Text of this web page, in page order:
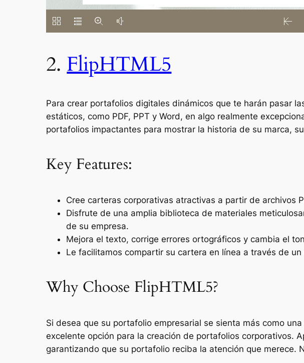
2.FlipHTML5
Para crear portafolios digitales dinámicos que te harán pasar
estáticos, como PDF, PPT y Word, en algo realmente
portafolios impactantes para mostrar la historia de su marca,
Key Features:
Cree carteras corporativas atractivas a partir de archivos
Disfrute de una amplia biblioteca de materiales
de su empresa.
Mejora el texto, corrige errores ortográficos y cambia el
Le facilitamos compartir su cartera en línea a través de
Why Choose FlipHTML5?
Si desea que su portafolio empresarial se sienta más como
excelente opción para la creación de portafolios corporativos.
garantizando que su portafolio reciba la atención que merece.